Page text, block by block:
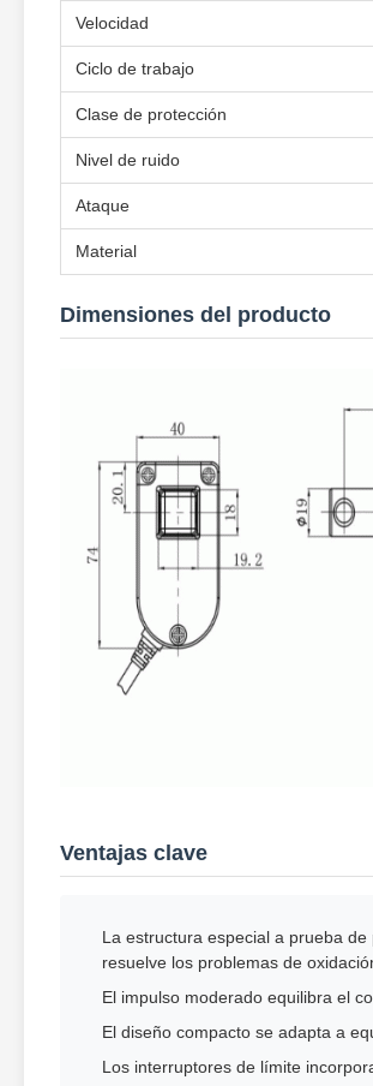
Velocidad
Ciclo de trabajo
Clase de protección
Nivel de ruido
Ataque
Material
Dimensiones del producto
Ventajas clave
La estructura especial a prueba
resuelve los problemas de
El impulso moderado equilibra el
El diseño compacto se adapta a
Los interruptores de límite